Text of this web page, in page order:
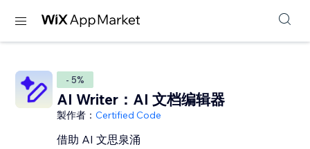
- 5%
AI Writer：AI 文档编辑器
製作者：Certified Code
借助 AI 文思泉涌